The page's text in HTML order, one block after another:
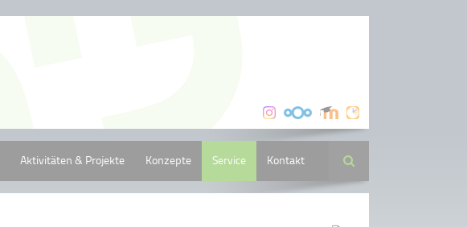
Aktivitäten & Projekte Konzepte Service Kontakt Suche